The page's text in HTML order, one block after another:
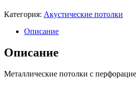
Категория: Акустические потолки
Описание
Описание
Металлические потолки с